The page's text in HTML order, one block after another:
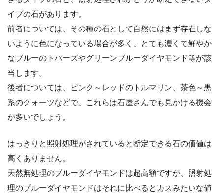
イプの石があります。
前者については、その種の石として自然にはまず存在しな
いように色になっている場合が多く、とても濃くて鮮やか
なブルーのトパーズやグリーンブルーダイヤモンド等が該
当します。
後者については、ピンク～レッドのトルマリン、茶色～黒
系のクォーツなどで、これらは石屋さんでも見かける機会
が多いでしょう。
はっきりと照射処理がされていると断定できる石の価値は
高くありません。
天然無処理のブルーダイヤモンドは超高額ですが、照射処
理のブルーダイヤモンドはそれに比べるとカスみたいな値